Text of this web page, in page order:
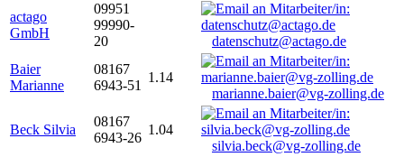
actago
GmbH
09951
99990-
20
datenschutz@actago.de
Baier
Marianne
08167
6943-51
1.14
marianne.baier@vg-zolling.de
Beck Silvia
08167
6943-26
1.04
silvia.beck@vg-zolling.de